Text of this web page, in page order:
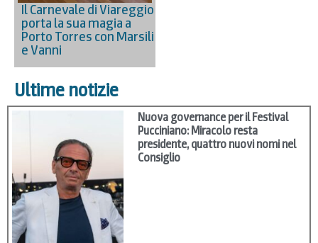
Il Carnevale di Viareggio
porta la sua magia a
Porto Torres con Marsili
e Vanni
Ultime notizie
Nuova governance per il Festival
Pucciniano: Miracolo resta
presidente, quattro nuovi nomi nel
Consiglio